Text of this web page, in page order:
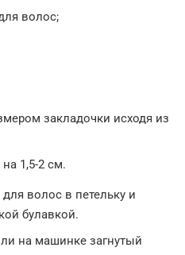
волос;
закладочки исходя из
1,5-2 см.
волос в петельку и
булавкой.
на машинке загнутый